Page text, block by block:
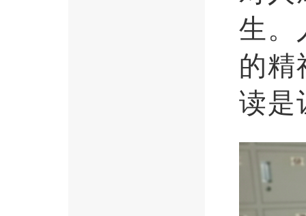
生。
的精
读是